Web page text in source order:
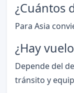
¿Cuántos
Para Asia
¿Hay
Depende del
tránsito y